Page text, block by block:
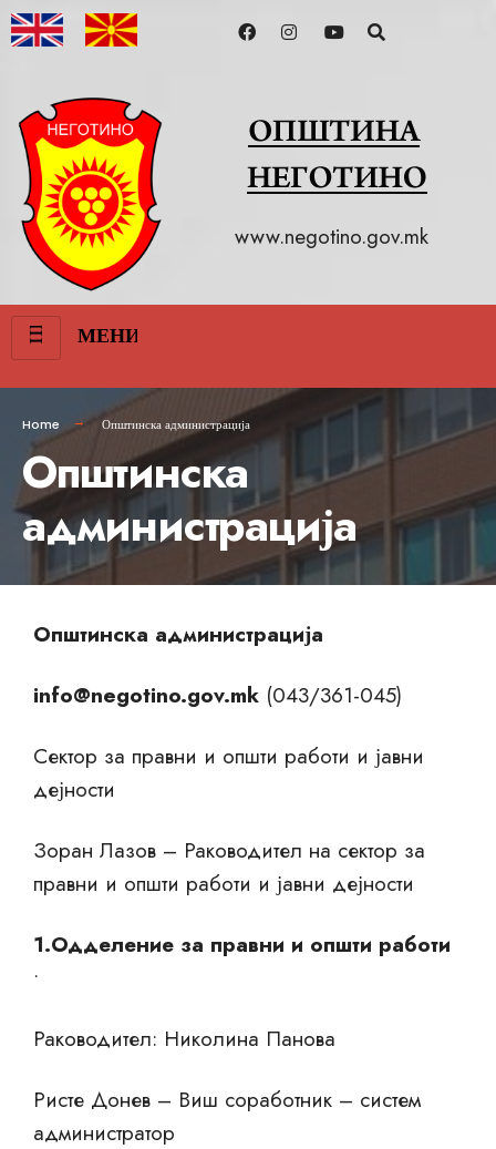
www.negotino.gov.mk
МЕНИ
III
Home Општинска администрација
Општинска
администрација
Општинска администрација
info@negotino.gov.mk (043/361-045)
Сектор за правни и општи работи и јавни
дејности
Зоран Лазов – Раководител на сектор за
правни и општи работи и јавни дејности
1.Одделение за правни и општи работи
•
Раководител: Николина Панова
Ристе Донев – Виш соработник – систем
администратор